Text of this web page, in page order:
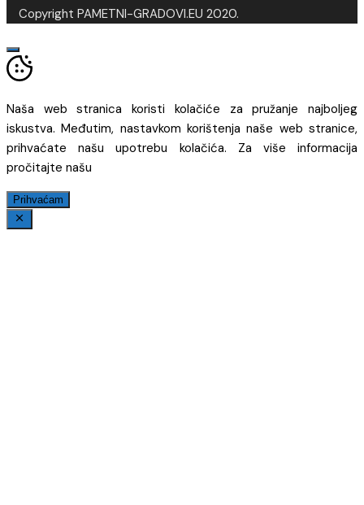
Copyright PAMETNI-GRADOVI.EU 2020.
Naša web stranica koristi kolačiće za pružanje najboljeg
iskustva. Međutim, nastavkom korištenja naše web stranice,
prihvaćate našu upotrebu kolačića. Za više informacija
pročitajte našu
Prihvaćam